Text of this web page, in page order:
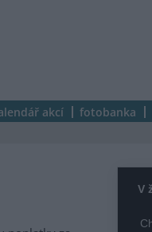
akcí fotobanka